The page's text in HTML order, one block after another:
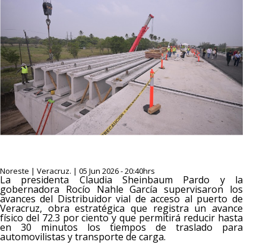
Noreste | Veracruz. | 05 Jun 2026 - 20:40hrs
La presidenta Claudia Sheinbaum Pardo y la
gobernadora Rocío Nahle García supervisaron los
avances del Distribuidor vial de acceso al puerto de
Veracruz, obra estratégica que registra un avance
físico del 72.3 por ciento y que permitirá reducir hasta
en 30 minutos los tiempos de traslado para
automovilistas y transporte de carga.